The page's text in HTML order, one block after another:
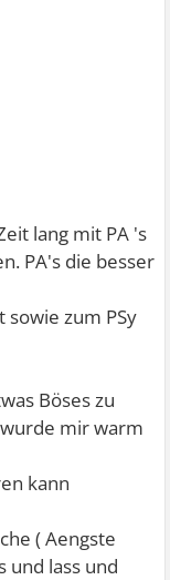
lang mit PA 's
PA's die besser
zum PSy
Böses zu
mir warm
kann
( Aengste
und lass und